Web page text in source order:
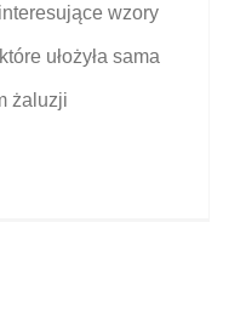
wzory
ułożyła sama
żaluzji